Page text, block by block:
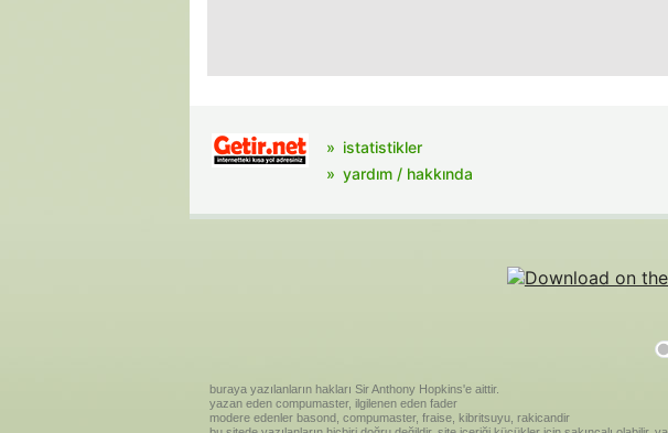
istatistikler
yardım / hakkında
buraya yazılanların hakları Sir Anthony Hopkins'e aittir.
yazan eden compumaster, ilgilenen eden fader
modere edenler basond, compumaster, fraise, kibritsuyu, rakicandir